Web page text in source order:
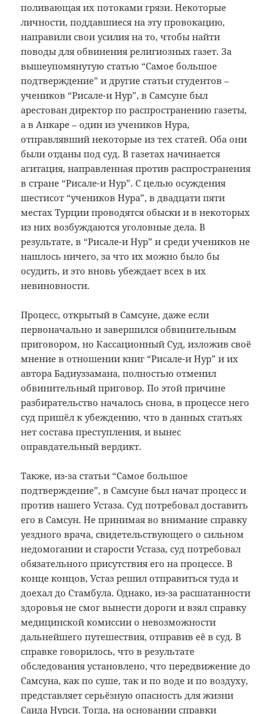
поливающая их потоками грязи. Некоторые
личности, поддавшиеся на эту провокацию,
направили свои усилия на то, чтобы найти
поводы для обвинения религиозных газет. За
вышеупомянутую статью “Самое большое
подтверждение” и другие статьи студентов –
учеников “Рисале-и Нур”, в Самсуне был
арестован директор по распространению газеты,
а в Анкаре – один из учеников Нура,
отправлявший некоторые из тех статей. Оба они
были отданы под суд. В газетах начинается
агитация, направленная против распространения
в стране “Рисале-и Нур”. С целью осуждения
шестисот “учеников Нура”, в двадцати пяти
местах Турции проводятся обыски и в некоторых
из них возбуждаются уголовные дела. В
результате, в “Рисале-и Нур” и среди учеников не
нашлось ничего, за что их можно было бы
осудить, и это вновь убеждает всех в их
невиновности.
Процесс, открытый в Самсуне, даже если
первоначально и завершился обвинительным
приговором, но Кассационный Суд, изложив своё
мнение в отношении книг “Рисале-и Нур” и их
автора Бадиуззамана, полностью отменил
обвинительный приговор. По этой причине
разбирательство началось снова, в процессе него
суд пришёл к убеждению, что в данных статьях
нет состава преступления, и вынес
оправдательный вердикт.
Также, из-за статьи “Самое большое
подтверждение”, в Самсуне был начат процесс и
против нашего Устаза. Суд потребовал доставить
его в Самсун. Не принимая во внимание справку
уездного врача, свидетельствующего о сильном
недомогании и старости Устаза, суд потребовал
обязательного присутствия его на процессе. В
конце концов, Устаз решил отправиться туда и
доехал до Стамбула. Однако, из-за расшатанности
здоровья не смог вынести дороги и взял справку
медицинской комиссии о невозможности
дальнейшего путешествия, отправив её в суд. В
справке говорилось, что в результате
обследования установлено, что передвижение до
Самсуна, как по суше, так и по воде и по воздуху,
представляет серьёзную опасность для жизни
Саида Нурси. Тогда, на основании справки